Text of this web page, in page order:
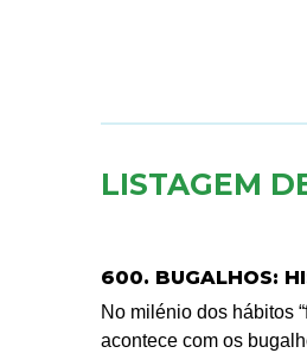
LISTAGEM
600. BUGALHOS:
No milénio dos hábitos
acontece com os